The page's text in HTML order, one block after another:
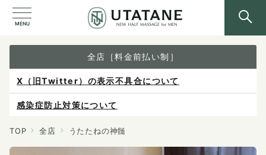
MENU
全店［料金前払い制］
感染症防止対策について
ご予約は各店へ直接お問い合わせください。
料金は当日施術前にお支払いください。
TOP 全店 うたたねの神髄